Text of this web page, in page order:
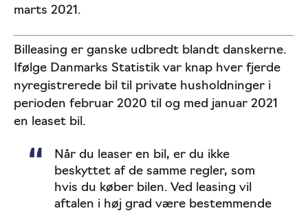
marts 2021.
Billeasing er ganske udbredt blandt danskerne.
Ifølge Danmarks Statistik var knap hver fjerde
nyregistrerede bil til private husholdninger i
perioden februar 2020 til og med januar 2021
en leaset bil.
Når du leaser en bil, er du ikke
beskyttet af de samme regler, som
hvis du køber bilen. Ved leasing vil
aftalen i høj grad være bestemmende